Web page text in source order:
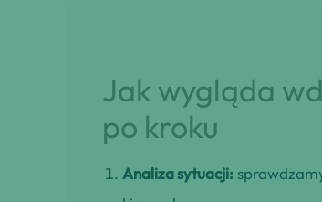
Jak wygląda
po kroku
Analiza sytuacji: